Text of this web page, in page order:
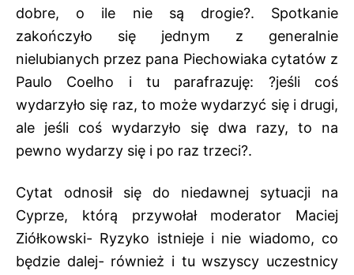
dobre, o ile nie są drogie?. Spotkanie
zakończyło się jednym z generalnie
nielubianych przez pana Piechowiaka cytatów z
Paulo Coelho i tu parafrazuję: ?jeśli coś
wydarzyło się raz, to może wydarzyć się i drugi,
ale jeśli coś wydarzyło się dwa razy, to na
pewno wydarzy się i po raz trzeci?.
Cytat odnosił się do niedawnej sytuacji na
Cyprze, którą przywołał moderator Maciej
Ziółkowski- Ryzyko istnieje i nie wiadomo, co
będzie dalej- również i tu wszyscy uczestnicy